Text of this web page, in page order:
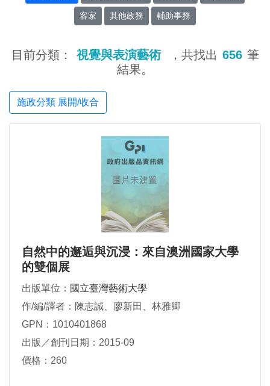
客家 其他政務 輔助事務
目前分類： 視覺與表演藝術 ，共找出 656 筆
結果。
施政分類 展開/收合
自然中的邂逅與沉浸：來自澳洲國家大學
的雙個展
出版單位： 國立臺灣藝術大學
作/編/譯者：陳志誠、廖新田、林雅卿
GPN：1010401868
出版／創刊日期：2015-09
價格：260